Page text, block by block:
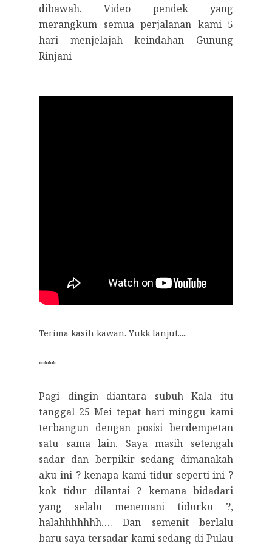
dibawah. Video pendek yang
merangkum semua perjalanan kami 5
hari menjelajah keindahan Gunung
Rinjani
Terima kasih kawan. Yukk lanjut.....
****
Pagi dingin diantara subuh Kala itu
tanggal 25 Mei tepat hari minggu kami
terbangun dengan posisi berdempetan
satu sama lain. Saya masih setengah
sadar dan berpikir sedang dimanakah
aku ini ? kenapa kami tidur seperti ini ?
kok tidur dilantai ? kemana bidadari
yang selalu menemani tidurku ?,
halahhhhhhh…. Dan semenit berlalu
baru saya tersadar kami sedang di Pulau